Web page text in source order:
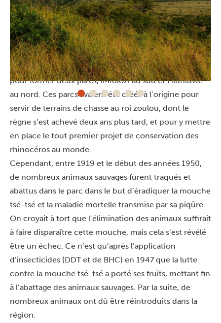
Entre histoire zouloue et rhinocéros blancs
La réserve de Hluhluwe-iMfolozi se trouve dans la
province du KwaZulu-Natal et a été créée en 1895
pour former deux parcs, iMfolozi au sud et Hluhluwe
au nord. Ces parcs avaient été créés à l’origine pour
servir de terrains de chasse au roi zoulou, dont le
règne s’est achevé deux ans plus tard, et pour y mettre
en place le tout premier projet de conservation des
rhinocéros au monde.
Cependant, entre 1919 et le début des années 1950,
de nombreux animaux sauvages furent traqués et
abattus dans le parc dans le but d’éradiquer la mouche
tsé-tsé et la maladie mortelle transmise par sa piqûre.
On croyait à tort que l’élimination des animaux suffirait
à faire disparaître cette mouche, mais cela s’est révélé
être un échec. Ce n’est qu’après l’application
d’insecticides (DDT et de BHC) en 1947 que la lutte
contre la mouche tsé-tsé a porté ses fruits, mettant fin
à l’abattage des animaux sauvages. Par la suite, de
nombreux animaux ont dû être réintroduits dans la
région.